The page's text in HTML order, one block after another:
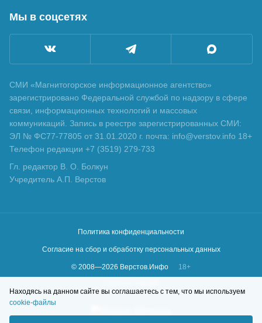
Мы в соцсетях
СМИ «Магнитогорское информационное агентство»
зарегистрировано Федеральной службой по надзору в сфере
связи, информационных технологий и массовых
коммуникаций. Запись в реестре зарегистрированных СМИ:
ЭЛ № ФС77-77805 от 31.01.2020 г. почта: info@verstov.info 18+
Телефон редакции +7 (3519) 279-733
Гл. редактор В. О. Болкун
Учредитель А.П. Верстов
Политика конфиденциальности
Согласие на сбор и обработку персональных данных
© 2008—2026 Верстов.Инфо
18+
Находясь на данном сайте вы соглашаетесь с тем, что мы используем
cookie-файлы